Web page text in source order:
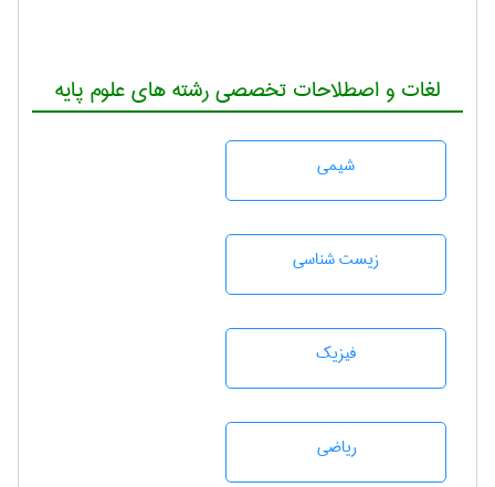
لغات و اصطلاحات تخصصی رشته های علوم پایه
شيمی
زيست شناسی
فیزیک
رياضی